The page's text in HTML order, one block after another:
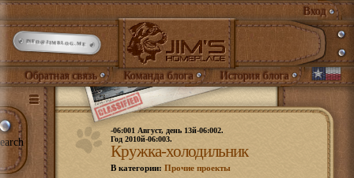
Вход
INFO@JIMBLOG.ME
Обратная связь Команда блога История блога
-06:001 Август, день 13й-06:002.
Год 2010й-06:003.
Кружка-холодильник
В категории: Прочие проекты